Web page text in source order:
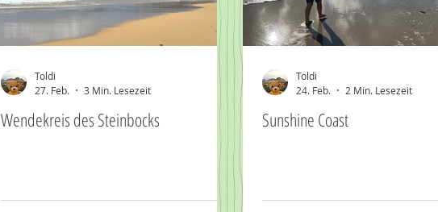
Wendekreis des Steinbocks
Toldi
27. Feb.
3 Min. Lesezeit
Sunshine Coast
Toldi
24. Feb.
2 Min. Lesezeit